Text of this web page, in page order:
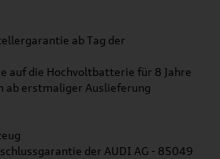
ab Tag der
auf die Hochvoltbatterie für 8 Jahre
ab erstmaliger Auslieferung
der AUDI AG - 85049